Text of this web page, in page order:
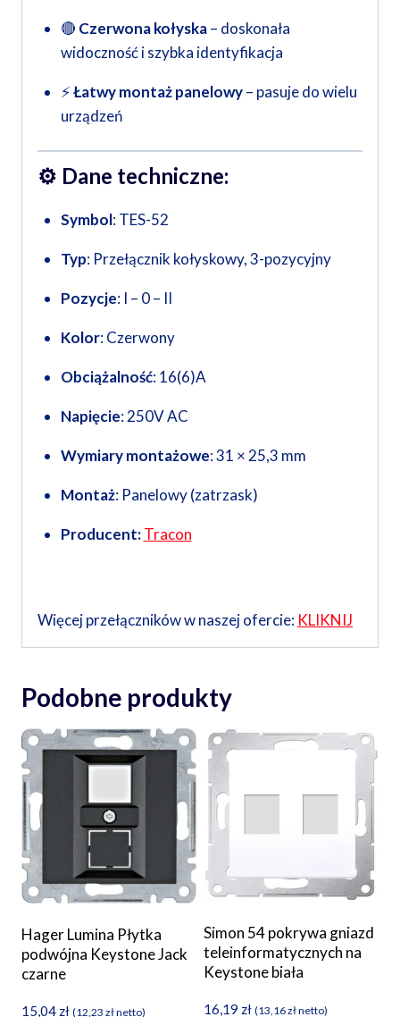
🔴 Czerwona kołyska– doskonała
widoczność i szybka identyfikacja
⚡Łatwy montaż panelowy– pasuje do wielu
urządzeń
⚙️ Dane techniczne:
Symbol: TES-52
Typ: Przełącznik kołyskowy, 3-pozycyjny
Pozycje: I – 0 – II
Kolor: Czerwony
Obciążalność: 16(6)A
Napięcie: 250V AC
Wymiary montażowe: 31 × 25,3 mm
Montaż: Panelowy (zatrzask)
Producent:Tracon
Więcej przełączników w naszej ofercie: KLIKNIJ
Podobne produkty
Hager Lumina Płytka
podwójna Keystone Jack
czarne
15,04 zł (12,23 złnetto)
Simon 54 pokrywa gniazd
teleinformatycznych na
Keystone biała
16,19 zł (13,16złnetto)